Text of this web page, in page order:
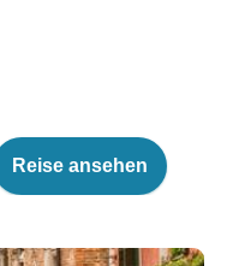
Reise ansehen